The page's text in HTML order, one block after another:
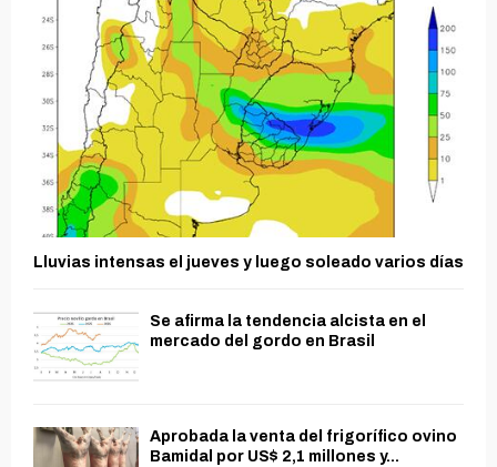
Lluvias intensas el jueves y luego soleado varios días
Se afirma la tendencia alcista en el
mercado del gordo en Brasil
Aprobada la venta del frigorífico ovino
Bamidal por US$ 2,1 millones y...